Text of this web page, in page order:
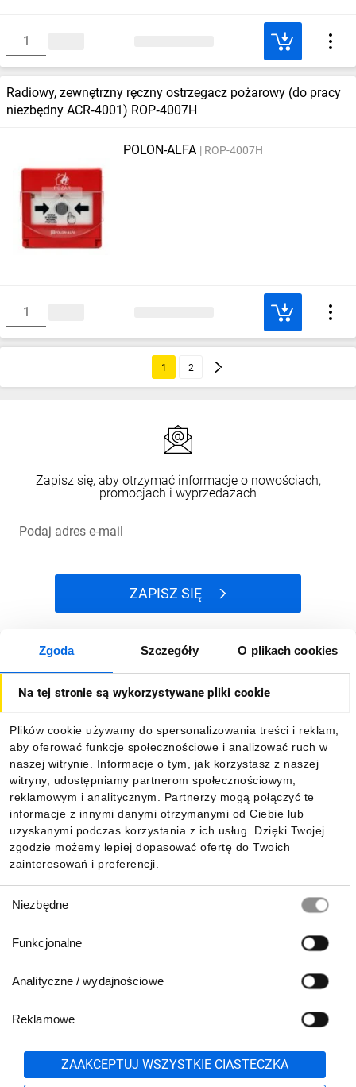
Zgoda Szczegóły O plikach cookies
Na tej stronie są wykorzystywane pliki cookie
Plików cookie używamy do spersonalizowania treści i reklam,
aby oferować funkcje społecznościowe i analizować ruch w
naszej witrynie. Informacje o tym, jak korzystasz z naszej
witryny, udostępniamy partnerom społecznościowym,
reklamowym i analitycznym. Partnerzy mogą połączyć te
informacje z innymi danymi otrzymanymi od Ciebie lub
uzyskanymi podczas korzystania z ich usług. Dzięki Twojej
zgodzie możemy lepiej dopasować ofertę do Twoich
zainteresowań i preferencji.
zgody
Niezbędne
Funkcjonalne
Analityczne / wydajnościowe
Reklamowe
ZAAKCEPTUJ WSZYSTKIE CIASTECZKA
Radiowy, zewnętrzny ręczny ostrzegacz pożarowy (do pracy
niezbędny ACR‑4001) ROP‑4007H
POLON-ALFA ROP-4007H
1 2
Zapisz się, aby otrzymać informacje o nowościach,
promocjach i wyprzedażach
Podaj adres e-mail
ZAPISZ SIĘ
Dla kupujących
Informacje
Pobierz naszą aplikację mobilną:
Biuro Obsługi Klienta: